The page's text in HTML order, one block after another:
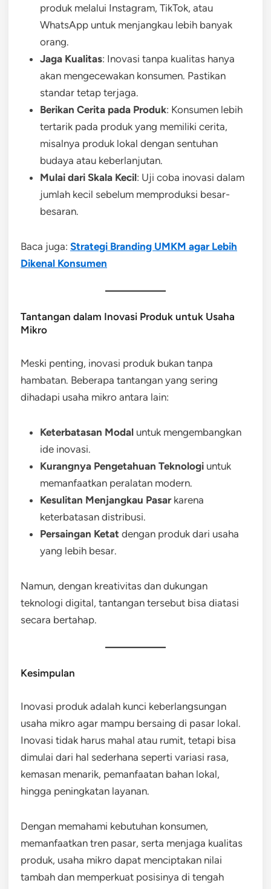
produk melalui Instagram, TikTok, atau
WhatsApp untuk menjangkau lebih banyak
orang.
Jaga Kualitas: Inovasi tanpa kualitas hanya
akan mengecewakan konsumen. Pastikan
standar tetap terjaga.
Berikan Cerita pada Produk: Konsumen lebih
tertarik pada produk yang memiliki cerita,
misalnya produk lokal dengan sentuhan
budaya atau keberlanjutan.
Mulai dari Skala Kecil: Uji coba inovasi dalam
jumlah kecil sebelum memproduksi besar-
besaran.
Baca juga: Strategi Branding UMKM agar Lebih
Dikenal Konsumen
Tantangan dalam Inovasi Produk untuk Usaha
Mikro
Meski penting, inovasi produk bukan tanpa
hambatan. Beberapa tantangan yang sering
dihadapi usaha mikro antara lain:
Keterbatasan Modal untuk mengembangkan
ide inovasi.
Kurangnya Pengetahuan Teknologi untuk
memanfaatkan peralatan modern.
Kesulitan Menjangkau Pasarkarena
keterbatasan distribusi.
Persaingan Ketat dengan produk dari usaha
yang lebih besar.
Namun, dengan kreativitas dan dukungan
teknologi digital, tantangan tersebut bisa diatasi
secara bertahap.
Kesimpulan
Inovasi produk adalah kunci keberlangsungan
usaha mikro agar mampu bersaing di pasar lokal.
Inovasi tidak harus mahal atau rumit, tetapi bisa
dimulai dari hal sederhana seperti variasi rasa,
kemasan menarik, pemanfaatan bahan lokal,
hingga peningkatan layanan.
Dengan memahami kebutuhan konsumen,
memanfaatkan tren pasar, serta menjaga kualitas
produk, usaha mikro dapat menciptakan nilai
tambah dan memperkuat posisinya di tengah